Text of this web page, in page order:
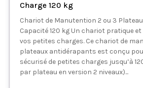
Charge 120 kg
Chariot de Manutention 2 ou 3
Capacité 120 kg Un chariot pratique
vos petites charges. Ce chariot de
plateaux antidérapants est conçu
sécurisé de petites charges jusqu’à
par plateau en version 2 niveaux)...